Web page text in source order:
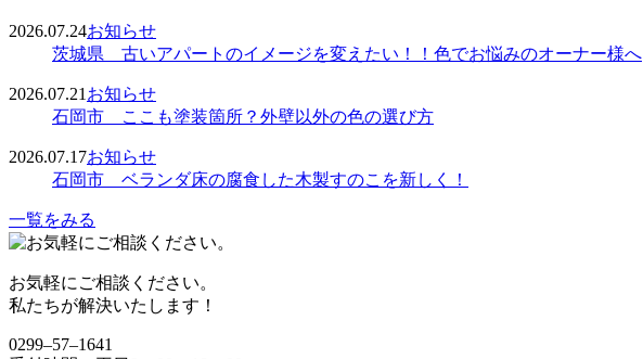
2026.07.24お知らせ
茨城県 古いアパートのイメージを変えたい！！色でお悩みのオーナー様へ
2026.07.21 お知らせ
石岡市 ここも塗装箇所？外壁以外の色の選び方
2026.07.17お知らせ
石岡市 ベランダ床の腐食した木製すのこを新しく！
一覧をみる
お気軽にご相談ください。
私たちが解決いたします！
0299‒57‒1641